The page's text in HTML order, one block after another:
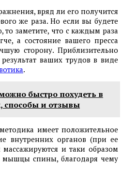
вряд ли его получится
же раза. Но если вы будете
то заметите, что с каждым раза
а состояние вашего пресса
сторону. Приблизительно
ваших трудов в виде
.
быстро похудеть в
способы и отзывы
имеет положительное
внутренних органов (при ее
и таки образом
мышцы спины, благодаря чему